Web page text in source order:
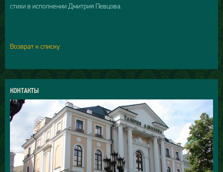
стихи в исполнении Дмитрия Певцова.
Возврат к списку
КОНТАКТЫ